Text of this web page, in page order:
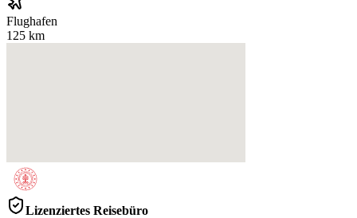
Flughafen
125 km
Lizenziertes Reisebüro